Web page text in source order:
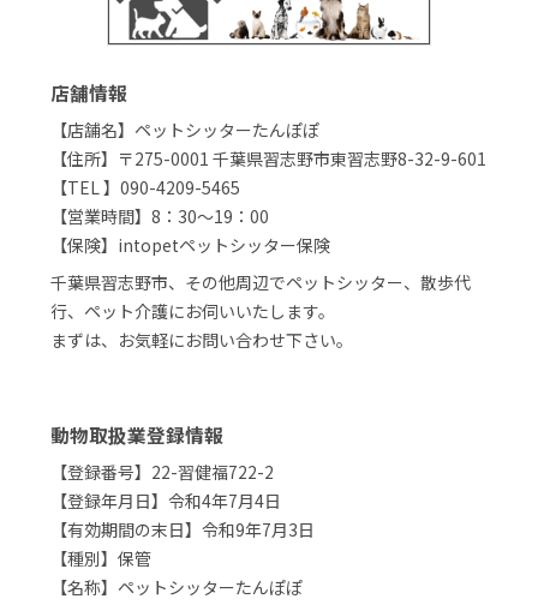
店舗情報
【店舗名】ペットシッターたんぽぽ
【住所】〒275-0001 千葉県習志野市東習志野8-32-9-601
【TEL 】090-4209-5465
【営業時間】8：30～19：00
【保険】intopetペットシッター保険
千葉県習志野市、その他周辺でペットシッター、散歩代
行、ペット介護にお伺いいたします。
まずは、お気軽にお問い合わせ下さい。
動物取扱業登録情報
【登録番号】22-習健福722-2
【登録年月日】令和4年7月4日
【有効期間の末日】令和9年7月3日
【種別】保管
【名称】ペットシッターたんぽぽ